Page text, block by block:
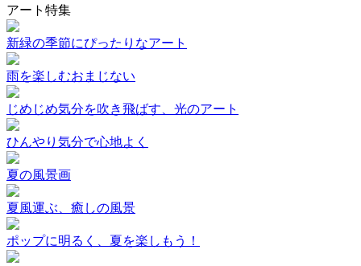
アート特集
新緑の季節にぴったりなアート
雨を楽しむおまじない
じめじめ気分を吹き飛ばす、光のアート
ひんやり気分で心地よく
夏の風景画
夏風運ぶ、癒しの風景
ポップに明るく、夏を楽しもう！